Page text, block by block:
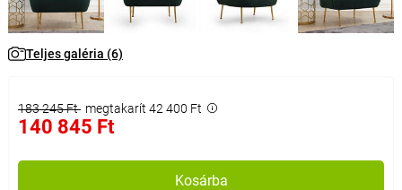
Teljes galéria (6)
183 245 Ft megtakarít 42 400 Ft
140 845 Ft
Kosárba